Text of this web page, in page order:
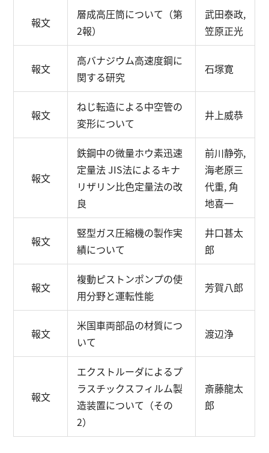
報文
層成高圧筒について（第
2報）
武田泰政,
笠原正光
報文
高バナジウム高速度鋼に
関する研究
石塚寛
報文
ねじ転造による中空管の
変形について
井上威恭
報文
鉄鋼中の微量ホウ素迅速
定量法JIS法によるキナ
リザリン比色定量法の改
良
前川静弥,
海老原三
代重, 角
地喜一
報文
竪型ガス圧縮機の製作実
績について
井口甚太
郎
報文
複動ピストンポンプの使
用分野と運転性能
芳賀八郎
報文
米国車両部品の材質につ
いて
渡辺浄
報文
エクストルーダによるプ
ラスチックスフィルム製
造装置について（その
2）
斎藤龍太
郎